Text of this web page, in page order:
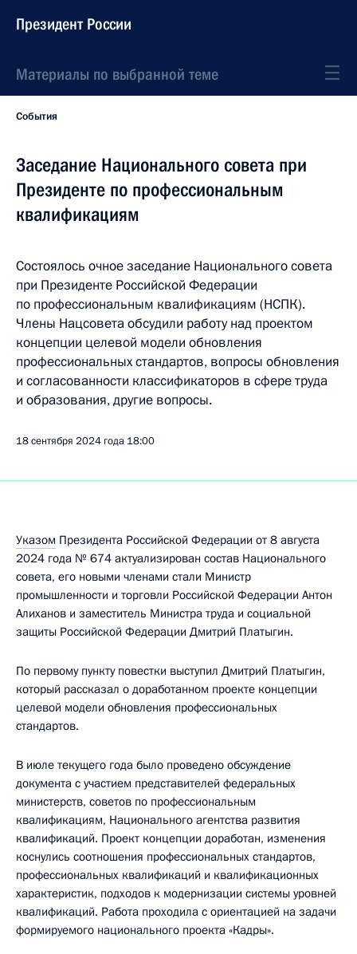
Президент России
Материалы по выбранной теме
События
Заседание Национального совета при
Президенте по профессиональным
квалификациям
Состоялось очное заседание Национального совета
при Президенте Российской Федерации
по профессиональным квалификациям (НСПК).
Члены Нацсовета обсудили работу над проектом
концепции целевой модели обновления
профессиональных стандартов, вопросы обновления
и согласованности классификаторов в сфере труда
и образования, другие вопросы.
18 сентября 2024 года 18:00
Указом Президента Российской Федерации от 8 августа
2024 года № 674 актуализирован состав Национального
совета, его новыми членами стали Министр
промышленности и торговли Российской Федерации Антон
Алиханов и заместитель Министра труда и социальной
защиты Российской Федерации Дмитрий Платыгин.
По первому пункту повестки выступил Дмитрий Платыгин,
который рассказал о доработанном проекте концепции
целевой модели обновления профессиональных
стандартов.
В июле текущего года было проведено обсуждение
документа с участием представителей федеральных
министерств, советов по профессиональным
квалификациям, Национального агентства развития
квалификаций. Проект концепции доработан, изменения
коснулись соотношения профессиональных стандартов,
профессиональных квалификаций и квалификационных
характеристик, подходов к модернизации системы уровней
квалификаций. Работа проходила с ориентацией на задачи
формируемого национального проекта «Кадры».